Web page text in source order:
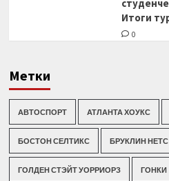
Итоги
0
Метки
АВТОСПОРТ АТЛАНТА ХОУКС
БОСТОН СЕЛТИКС БРУКЛИН НЕТС
ГОЛДЕН СТЭЙТ УОРРИОРЗ ГОНКИ